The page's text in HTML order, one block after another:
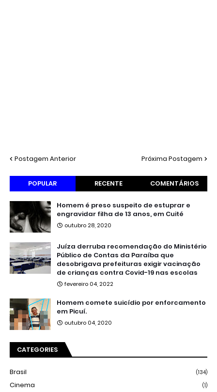
Postagem Anterior Próxima Postagem
POPULAR RECENTE COMENTÁRIOS
Homem é preso suspeito de estuprar e
engravidar filha de 13 anos, em Cuité
outubro 28, 2020
Juíza derruba recomendação do Ministério
Público de Contas da Paraíba que
desobrigava prefeituras exigir vacinação
de crianças contra Covid-19 nas escolas
fevereiro 04, 2022
Homem comete suicídio por enforcamento
em Picuí.
outubro 04, 2020
CATEGORIES
Brasil (134)
Cinema (1)